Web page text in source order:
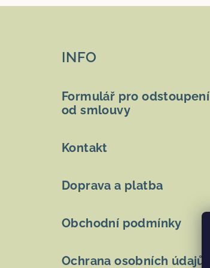
INFO
Formulář pro odstoupení
od smlouvy
Kontakt
Doprava a platba
Obchodní podmínky
Ochrana osobních údajů